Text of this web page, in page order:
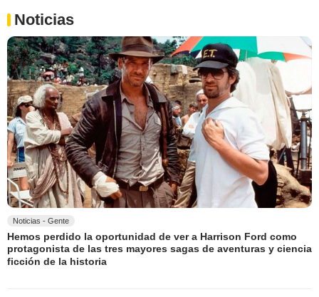
Noticias
Noticias - Gente
Hemos perdido la oportunidad de ver a Harrison Ford como
protagonista de las tres mayores sagas de aventuras y ciencia
ficción de la historia